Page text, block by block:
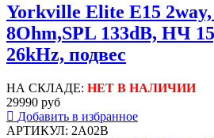
Yorkville Elite E15 2way,
8Ohm,SPL 133dB, НЧ
26kHz, подвес
НА СКЛАДЕ: НЕТ В НАЛИЧИИ
29990 руб
Добавить в избранное
АРТИКУЛ: 2A02B